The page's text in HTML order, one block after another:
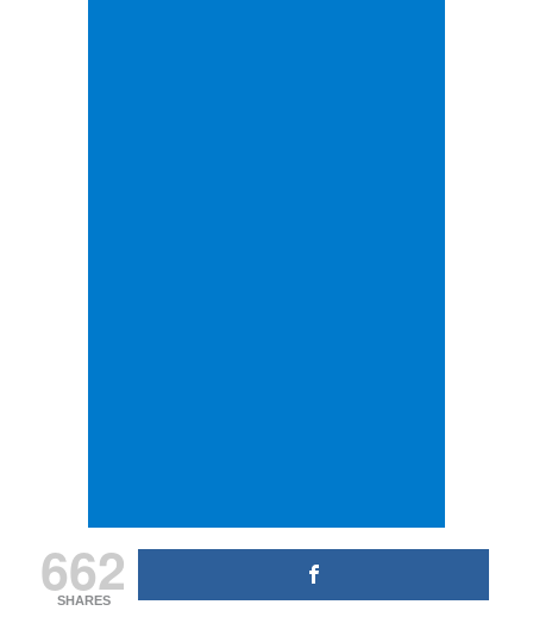
662
SHARES